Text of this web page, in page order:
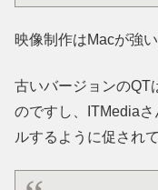
映像制作はMacが強
古いバージョンのQT
のですし、ITMedia
ルするように促され